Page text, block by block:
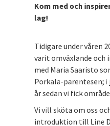
Kom med och
lag!
Tidigare under våren
varit omväxlande och
med Maria Saaristo
Porkala-parentesen; i
år sedan vi fick
Vi vill sköta om oss
introduktion till Line